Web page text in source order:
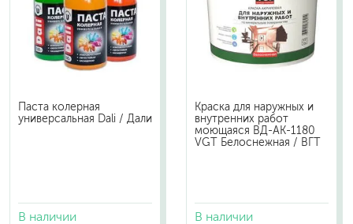
Паста колерная
универсальная Dali / Дали
В наличии
Краска для наружных и
внутренних работ
моющаяся ВД-АК-1180
VGT Белоснежная / ВГТ
В наличии